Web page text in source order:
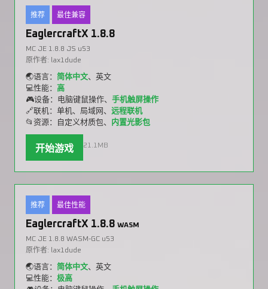
推荐 最佳兼容
EaglercraftX 1.8.8
MC JE 1.8.8 JS u53
原作者: lax1dude
🌏语言： 简体中文、英文
💻性能： 高
🎮设备：电脑键鼠操作、 手机触屏操作
🔗联机：单机、局域网、 远程联机
📂资源：自定义材质包、
内置光影包
开始游戏 21.1MB
推荐 最佳性能
EaglercraftX 1.8.8 WASM
MC JE 1.8.8 WASM-GC u53
原作者: lax1dude
🌏语言： 简体中文、英文
💻性能： 极高